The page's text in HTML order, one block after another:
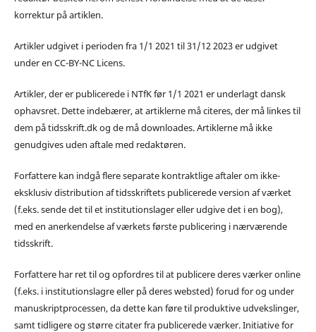
korrektur på artiklen.
Artikler udgivet i perioden fra 1/1 2021 til 31/12 2023 er udgivet
under en CC-BY-NC Licens.
Artikler, der er publicerede i NTfK før 1/1 2021 er underlagt dansk
ophavsret. Dette indebærer, at artiklerne må citeres, der må linkes til
dem på tidsskrift.dk og de må downloades. Artiklerne må ikke
genudgives uden aftale med redaktøren.
Forfattere kan indgå flere separate kontraktlige aftaler om ikke-
eksklusiv distribution af tidsskriftets publicerede version af værket
(f.eks. sende det til et institutionslager eller udgive det i en bog),
med en anerkendelse af værkets første publicering i nærværende
tidsskrift.
Forfattere har ret til og opfordres til at publicere deres værker online
(f.eks. i institutionslagre eller på deres websted) forud for og under
manuskriptprocessen, da dette kan føre til produktive udvekslinger,
samt tidligere og større citater fra publicerede værker. Initiative for